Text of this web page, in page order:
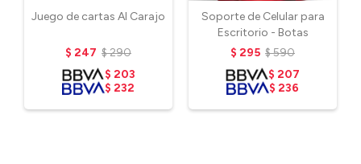
Juego de cartas Al Carajo
$ 247 $290
$ 203
$ 232
Soporte de Celular para
Escritorio - Botas
$ 295 $590
$ 207
$ 236